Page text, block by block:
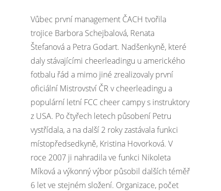
Vůbec první management ČACH tvořila
trojice Barbora Schejbalová, Renata
Štefanová a Petra Godart. Nadšenkyně, které
daly stávajícími cheerleadingu u amerického
fotbalu řád a mimo jiné zrealizovaly první
oficiální Mistrovství ČR v cheerleadingu a
populární letní FCC cheer campy s instruktory
z USA. Po čtyřech letech působení Petru
vystřídala, a na další 2 roky zastávala funkci
místopředsedkyně, Kristina Hovorková. V
roce 2007 ji nahradila ve funkci Nikoleta
Míková a výkonný výbor působil dalších téměř
6 let ve stejném složení. Organizace, počet